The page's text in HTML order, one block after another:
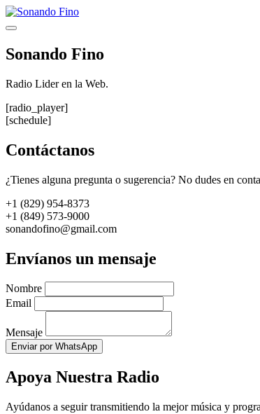
Saltar
al
Menú
Sonando Fino
Radio Lider en la Web.
[radio_player]
[schedule]
Contáctanos
¿Tienes alguna pregunta o sugerencia? No dudes en
+1 (829) 954-8373
+1 (849) 573-9000
sonandofino@gmail.com
Envíanos un mensaje
Nombre
Email
Mensaje
Enviar por WhatsApp
Apoya Nuestra Radio
Ayúdanos a seguir transmitiendo la mejor música y